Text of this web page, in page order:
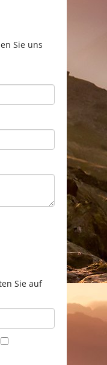
Sie uns
Sie auf